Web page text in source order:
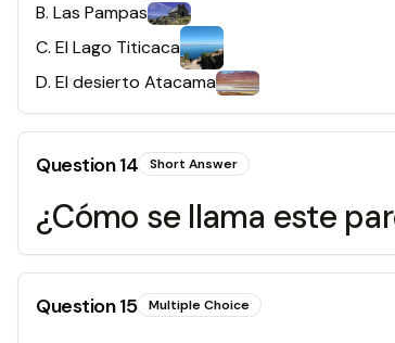
B. Las Pampas
C. El Lago Titicaca
D. El desierto Atacama
Question14 Short Answer
¿Cómo se llama este
Question15 Multiple Choice